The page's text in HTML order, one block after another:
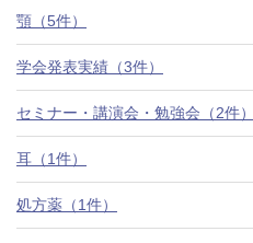
美容ブログ
顎（5件）
学会発表実績（3件）
セミナー・講演会・勉強会（2件）
耳（1件）
処方薬（1件）